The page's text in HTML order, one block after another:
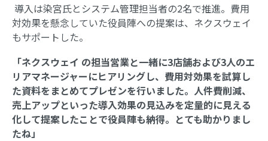
導入は染宮氏とシステム管理担当者の2名で推進。費用
対効果を懸念していた役員陣への提案は、ネクスウェイ
もサポートした。
「ネクスウェイ の担当営業と一緒に3店舗および3人のエ
リアマネージャーにヒアリングし、費用対効果を試算し
た資料をまとめてプレゼンを行いました。人件費削減、
売上アップといった導入効果の見込みを定量的に見える
化して提案したことで役員陣も納得。とても助かりまし
たね」